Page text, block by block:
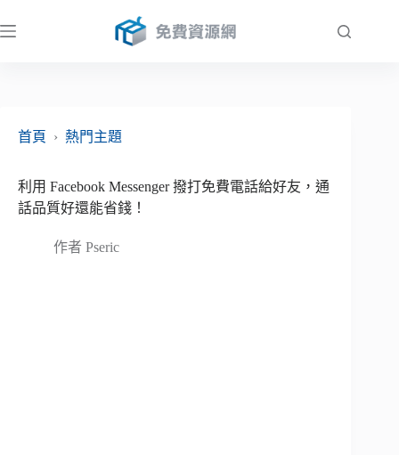
至
首頁
› 熱門主題
利用 Facebook Messenger 撥打免費電話給好友，通
話品質好還能省錢！
作者 Pseric